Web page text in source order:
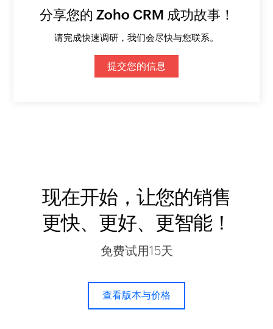
分享您的 Zoho CRM 成功故事！
请完成快速调研，我们会尽快与您联系。
提交您的信息
现在开始，让您的销售
更快、更好、更智能！
免费试用15天
查看版本与价格